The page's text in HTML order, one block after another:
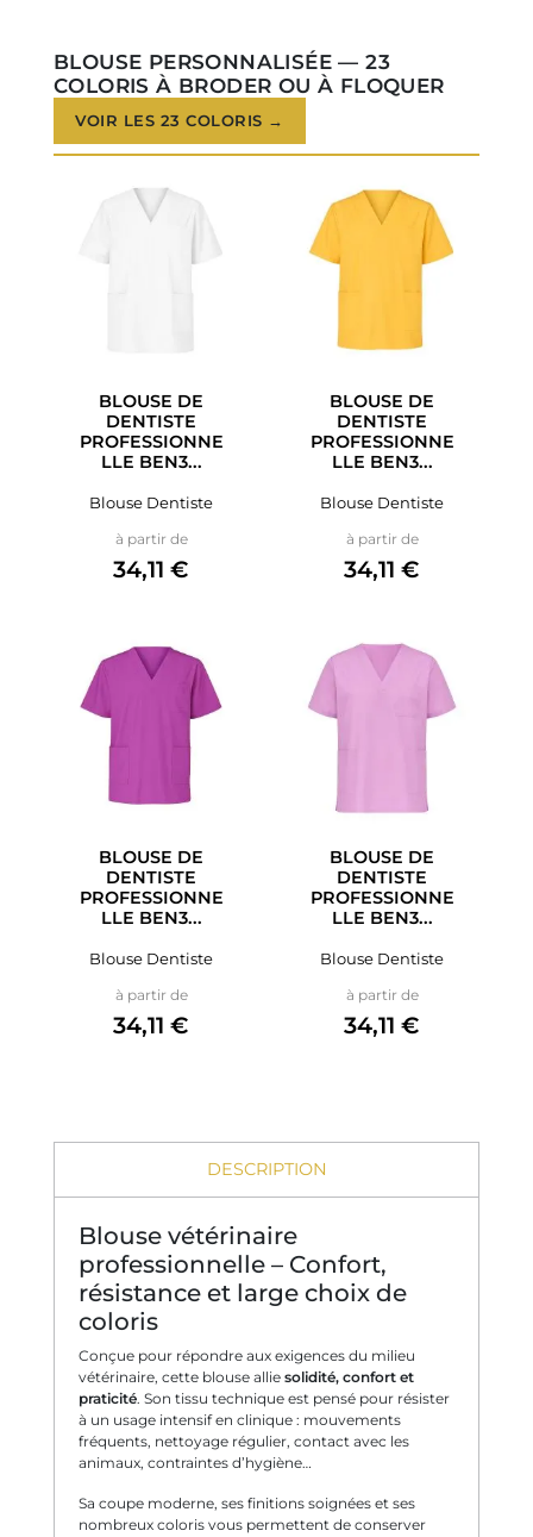
BLOUSE PERSONNALISÉE — 23
COLORIS À BRODER OU À FLOQUER
VOIR LES 23 COLORIS →
BLOUSE DE
DENTISTE
PROFESSIONNE
LLE BEN3...
Blouse Dentiste
à partir dePrix
34,11 €
BLOUSE DE
DENTISTE
PROFESSIONNE
LLE BEN3...
Blouse Dentiste
à partir dePrix
34,11 €
BLOUSE DE
DENTISTE
PROFESSIONNE
LLE BEN3...
Blouse Dentiste
à partir dePrix
34,11 €
BLOUSE DE
DENTISTE
PROFESSIONNE
LLE BEN3...
Blouse Dentiste
à partir dePrix
34,11 €
DESCRIPTION
Blouse vétérinaire
professionnelle – Confort,
résistance et large choix de
coloris
Conçue pour répondre aux exigences du milieu
vétérinaire, cette blouse allie solidité, confort et
praticité. Son tissu technique est pensé pour résister
à un usage intensif en clinique : mouvements
fréquents, nettoyage régulier, contact avec les
animaux, contraintes d’hygiène…
Sa coupe moderne, ses finitions soignées et ses
nombreux coloris vous permettent de conserver